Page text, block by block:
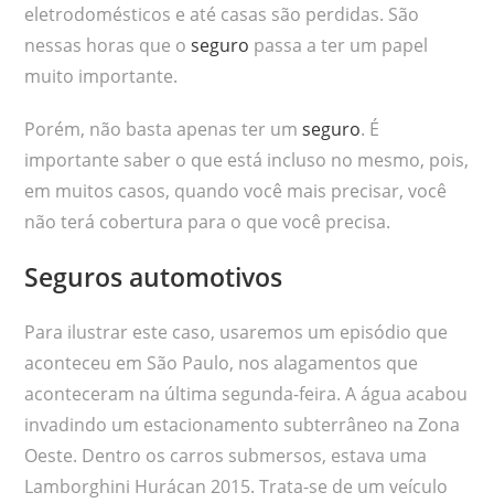
eletrodomésticos e até casas são perdidas. São
nessas horas que oseguro passa a ter um papel
muito importante.
Porém, não basta apenas ter umseguro. É
importante saber o que está incluso no mesmo, pois,
em muitos casos, quando você mais precisar, você
não terá cobertura para o que você precisa.
Seguros automotivos
Para ilustrar este caso, usaremos um episódio que
aconteceu em São Paulo, nos alagamentos que
aconteceram na última segunda-feira. A água acabou
invadindo um estacionamento subterrâneo na Zona
Oeste. Dentro os carros submersos, estava uma
Lamborghini Hurácan 2015. Trata-se de um veículo